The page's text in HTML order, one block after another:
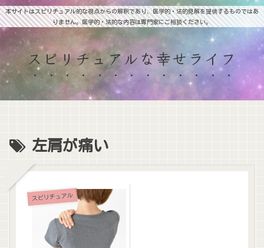
本サイトはスピリチュアル的な視点からの解釈であり、医学的・法的見解を提供するものではあ
りません。医学的・法的な内容は専門家にご相談ください。
スピリチュアルな幸せライフ
左肩が痛い
スピリチュアル